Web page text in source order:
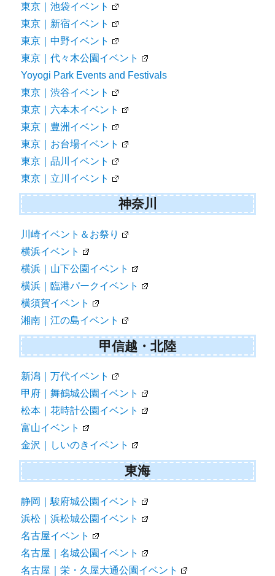
東京｜池袋イベント
東京｜新宿イベント
東京｜中野イベント
東京｜代々木公園イベント
Yoyogi Park Events and Festivals
東京｜渋谷イベント
東京｜六本木イベント
東京｜豊洲イベント
東京｜お台場イベント
東京｜品川イベント
東京｜立川イベント
神奈川
川崎イベント＆お祭り
横浜イベント
横浜｜山下公園イベント
横浜｜臨港パークイベント
横須賀イベント
湘南｜江の島イベント
甲信越・北陸
新潟｜万代イベント
甲府｜舞鶴城公園イベント
松本｜花時計公園イベント
富山イベント
金沢｜しいのきイベント
東海
静岡｜駿府城公園イベント
浜松｜浜松城公園イベント
名古屋イベント
名古屋｜名城公園イベント
名古屋｜栄・久屋大通公園イベント